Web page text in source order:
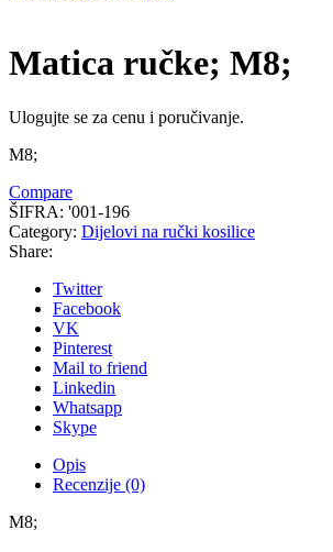
Matica ručke; M8;
Ulogujte se za cenu i poručivanje.
M8;
Compare
ŠIFRA: '001-196
Category: Dijelovi na ručki kosilice
Share:
Twitter
Facebook
VK
Pinterest
Mail to friend
Linkedin
Whatsapp
Skype
Opis
Recenzije (0)
M8;